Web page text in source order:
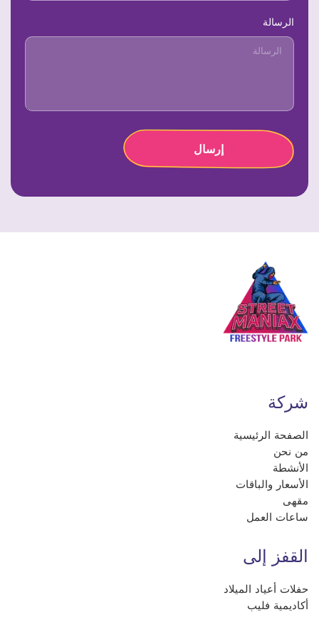
الرسالة
شركة
الصفحة الرئيسية
من نحن
الأنشطة
الأسعار والباقات
مقهى
ساعات العمل
القفز إلى
حفلات أعياد الميلاد
أكاديمية فليب